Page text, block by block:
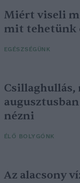
Miért viseli
mit tehetünk
EGÉSZSÉGÜNK
Csillaghullás,
nézni
ÉLŐ BOLYGÓNK
Az alacsony